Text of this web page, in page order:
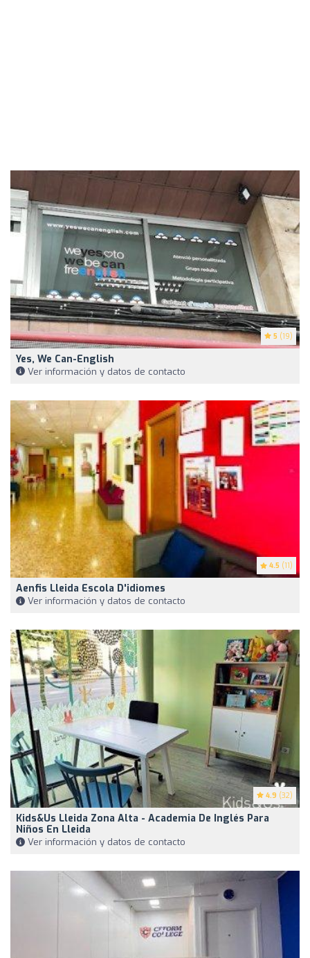
5 (19)
Yes, We Can-English
Ver información y datos de contacto
4.5 (11)
Aenfis Lleida Escola D'idiomes
Ver información y datos de contacto
4.9 (32)
Kids&Us Lleida Zona Alta - Academia De Inglés Para
Niños En Lleida
Ver información y datos de contacto